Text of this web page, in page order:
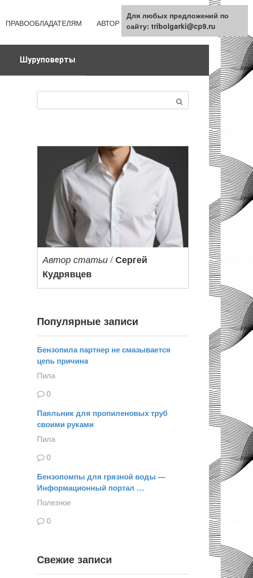
ПРАВООБЛАДАТЕЛЯМ АВТОР КАРТА САЙТА
Шуруповерты
Автор статьи /Сергей
Кудрявцев
Популярные записи
Бензопила партнер не смазывается
цепь причина
Пила
0
Паяльник для пропиленовых труб
своими руками
Пила
0
Бензопомпы для грязной воды —
Информационный портал …
Полезное
0
Свежие записи
Для любых предложений по
сайту: tribolgarki@cp9.ru